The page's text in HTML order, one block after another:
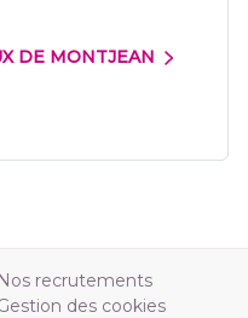
DE MONTJEAN
Nos recrutements
des cookies